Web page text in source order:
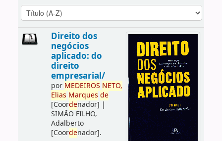
Direito dos
negócios
aplicado: do
direito
empresarial/
por MEDEIROS NETO,
Elias Marques de
[Coordenador] |
SIMÃO FILHO,
Adalberto
[Coordenador].